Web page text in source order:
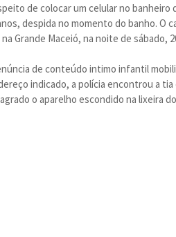
de colocar um celular no banheiro
despida no momento do banho. O
Grande Maceió, na noite de sábado,
de conteúdo intimo infantil
indicado, a polícia encontrou a
o aparelho escondido na lixeira